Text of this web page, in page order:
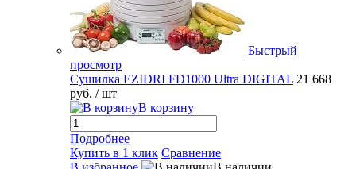
Быстрый
просмотр
Сушилка EZIDRI FD1000 Ultra DIGITAL 21 668
руб. / шт
В корзину
Подробнее
Купить в 1 клик Сравнение